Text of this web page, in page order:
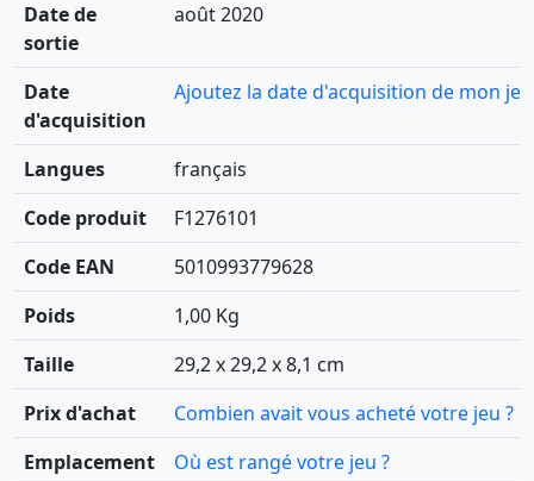
Date de
sortie
août 2020
Date
d'acquisition
Ajoutez la date d'acquisition de mon jeu
Langues
français
Code produit
F1276101
Code EAN
5010993779628
Poids
1,00 Kg
Taille
29,2 x 29,2 x 8,1 cm
Prix d'achat
Combien avait vous acheté votre jeu ?
Emplacement
Où est rangé votre jeu ?